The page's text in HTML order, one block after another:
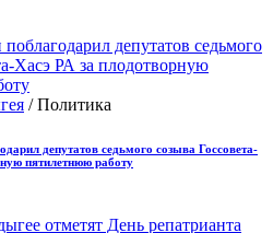
/ Политика
депутатов седьмого созыва Госсовета-
пятилетнюю работу